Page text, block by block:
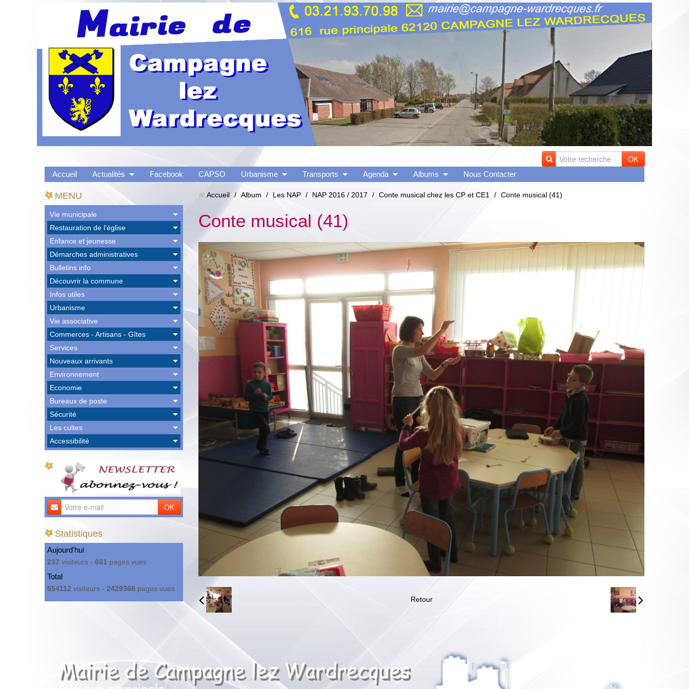
OK
Accueil Actualités Facebook CAPSO Urbanisme Transports Agenda Albums Nous Contacter
MENU
Vie municipale
Restauration de l'église
Enfance et jeunesse
Démarches administratives
Bulletins info
Découvrir la commune
Infos utiles
Urbanisme
Vie associative
Commerces - Artisans - Gîtes
Services
Nouveaux arrivants
Environnement
Economie
Bureaux de poste
Sécurité
Les cultes
Accessibilité
OK
Statistiques
Aujourd'hui
237 visiteurs - 601 pages vues
Total
554112 visiteurs - 2429368 pages vues
Accueil / Album / Les NAP / NAP 2016 / 2017 / Conte musical chez les CP et CE1 / Conte musical (41)
Conte musical (41)
Retour